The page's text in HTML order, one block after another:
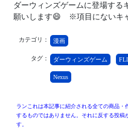
ダーウィンズゲームに登場する
願いします😄 ※項目にないキ
カテゴリ： 漫画
タグ： ダーウィンズゲーム
Nexus
ランこれは本記事に紹介される全ての商品
するものではありません。それに反する投稿
す。